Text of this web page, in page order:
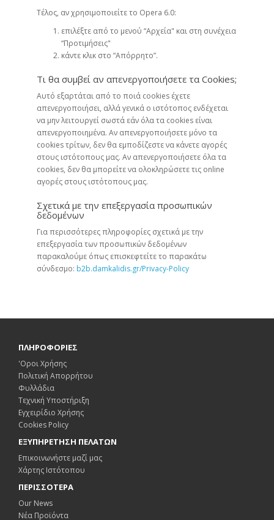
Τέλος, αν χρησιμοποιείτε το Opera 6.0:
επιλέξτε από το μενού “Αρχεία" και στη συνέχεια
“Προτιμήσεις"
κάντε κλικ στο “Απόρρητο”.
Τι θα συμβεί αν απενεργοποιήσετε τα Cookies;
Αυτό εξαρτάται από το ποιά cookies έχετε
απενεργοποιήσει, αλλά γενικά ο ιστότοπος ενδέχεται
να μην λειτουργεί σωστά εάν όλα τα cookies είναι
απενεργοποιημένα. Αν απενεργοποιήσετε μόνο τα
cookies τρίτων, δεν θα εμποδίζεστε να κάνετε αγορές
στους ιστότοπους μας. Αν απενεργοποιήσετε όλα τα
cookies, δεν θα μπορείτε να ολοκληρώσετε τις online
αγορές στους ιστότοπους μας.
Σχετικά με την επεξεργασία προσωπικών
δεδομένων
Για περισσότερες πληροφορίες σχετικά με την
επεξεργασία των προσωπικών δεδομένων
παρακαλούμε όπως επισκεφτείτε το παρακάτω
σύνδεσμο: b2b.damkalidis.gr/Privacy-Policy
ΠΛΗΡΟΦΟΡΙΕΣ
'Οροι Χρήσης
Πολιτική Απορρήτου
Φυλλάδια
Τεχνική Υποστήριξη
Εγχειρίδιο Χρήσης
Cookies Policy
ΕΞΥΠΗΡΕΤΗΣΗ ΠΕΛΑΤΩΝ
Επικοινωνήστε μαζί μας
Χάρτης Ιστότοπου
ΠΕΡΙΣΣΟΤΕΡΑ
Our News
Νέα Προϊόντα